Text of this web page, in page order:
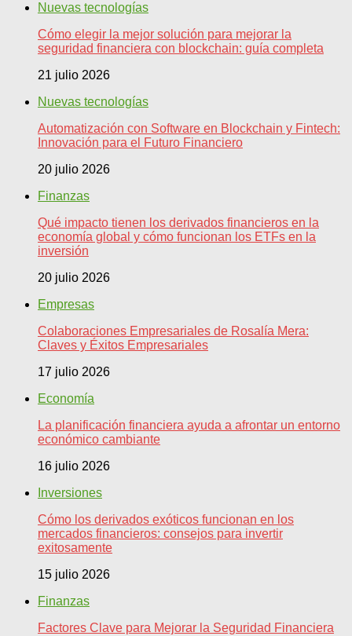
Nuevas tecnologías
Cómo elegir la mejor solución para mejorar la
seguridad financiera con blockchain: guía completa
21 julio 2026
Nuevas tecnologías
Automatización con Software en Blockchain y Fintech:
Innovación para el Futuro Financiero
20 julio 2026
Finanzas
Qué impacto tienen los derivados financieros en la
economía global y cómo funcionan los ETFs en la
inversión
20 julio 2026
Empresas
Colaboraciones Empresariales de Rosalía Mera:
Claves y Éxitos Empresariales
17 julio 2026
Economía
La planificación financiera ayuda a afrontar un entorno
económico cambiante
16 julio 2026
Inversiones
Cómo los derivados exóticos funcionan en los
mercados financieros: consejos para invertir
exitosamente
15 julio 2026
Finanzas
Factores Clave para Mejorar la Seguridad Financiera